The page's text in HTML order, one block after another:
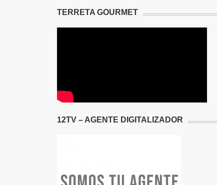
TERRETA GOURMET
12TV – AGENTE DIGITALIZADOR